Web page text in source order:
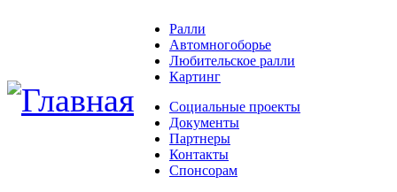
Ралли
Автомногоборье
Любительское ралли
Картинг
Социальные проекты
Документы
Партнеры
Контакты
Спонсорам